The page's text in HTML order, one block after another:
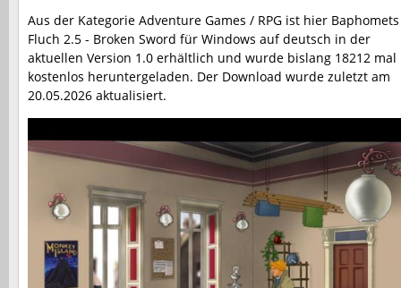
Aus der Kategorie Adventure Games / RPG ist hier Baphomets
Fluch 2.5 - Broken Sword für Windows auf deutsch in der
aktuellen Version 1.0 erhältlich und wurde bislang 18212 mal
kostenlos heruntergeladen. Der Download wurde zuletzt am
20.05.2026 aktualisiert.